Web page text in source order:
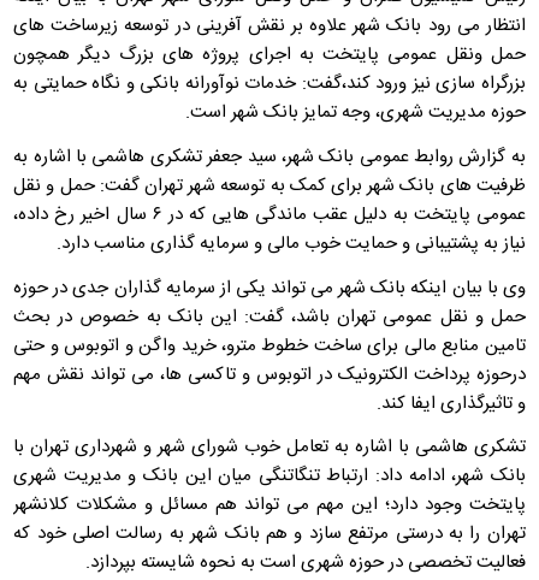
انتظار می رود بانک شهر علاوه بر نقش آفرینی در توسعه زیرساخت های
حمل ونقل عمومی پایتخت به اجرای پروژه های بزرگ دیگر همچون
بزرگراه سازی نیز ورود کند،گفت: خدمات نوآورانه بانکی و نگاه حمایتی به
حوزه مدیریت شهری، وجه تمایز بانک شهر است.
به گزارش روابط عمومی بانک شهر، سید جعفر تشکری هاشمی با اشاره به
ظرفیت های بانک شهر برای کمک به توسعه شهر تهران گفت: حمل و نقل
عمومی پایتخت به دلیل عقب ماندگی هایی که در ۶ سال اخیر رخ داده،
نیاز به پشتیبانی و حمایت خوب مالی و سرمایه گذاری مناسب دارد.
وی با بیان اینکه بانک شهر می تواند یکی از سرمایه گذاران جدی در حوزه
حمل و نقل عمومی تهران باشد، گفت: این بانک به خصوص در بحث
تامین منابع مالی برای ساخت خطوط مترو، خرید واگن و اتوبوس و حتی
درحوزه پرداخت الکترونیک در اتوبوس و تاکسی ها، می تواند نقش مهم
و تاثیرگذاری ایفا کند.
تشکری هاشمی با اشاره به تعامل خوب شورای شهر و شهرداری تهران با
بانک شهر، ادامه داد: ارتباط تنگاتنگی میان این بانک و مدیریت شهری
پایتخت وجود دارد؛ این مهم می تواند هم مسائل و مشکلات کلانشهر
تهران را به درستی مرتفع سازد و هم بانک شهر به رسالت اصلی خود که
فعالیت تخصصی در حوزه شهری است به نحوه شایسته بپردازد.